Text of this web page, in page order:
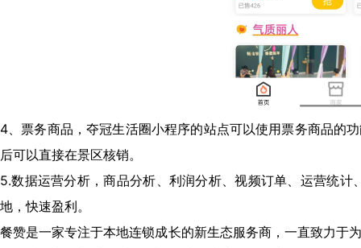
4、票务商品，夺冠生活圈小程序的站点可以使用票务商品的
后可以直接在景区核销。
5.数据运营分析，商品分析、利润分析、视频订单、运营统
地，快速盈利。
餐赞是一家专注于本地连锁成长的新生态服务商，一直致力于